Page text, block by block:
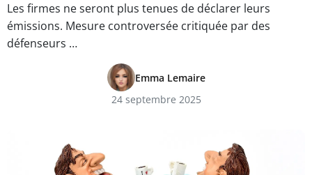
Les firmes ne seront plus tenues de déclarer leurs
émissions. Mesure controversée critiquée par des
défenseurs …
Emma Lemaire
24 septembre 2025